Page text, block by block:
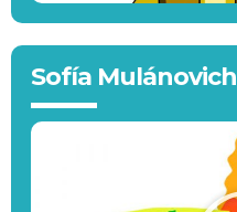
Sofía Mulánovich